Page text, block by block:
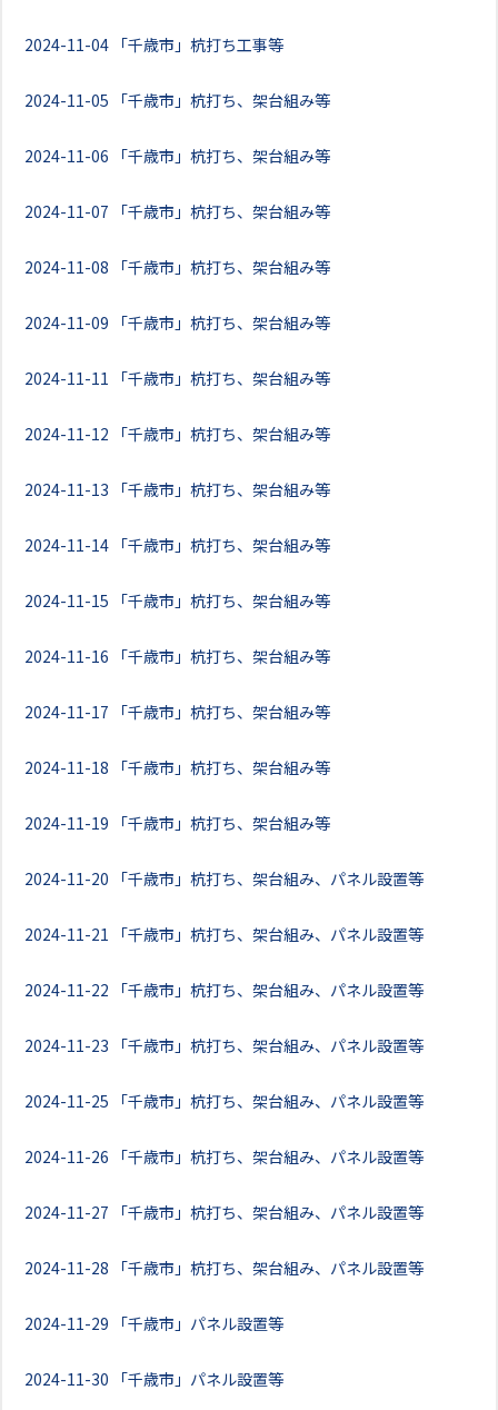
2024-11-04 「千歳市」杭打ち工事等
2024-11-05 「千歳市」杭打ち、架台組み等
2024-11-06 「千歳市」杭打ち、架台組み等
2024-11-07 「千歳市」杭打ち、架台組み等
2024-11-08 「千歳市」杭打ち、架台組み等
2024-11-09 「千歳市」杭打ち、架台組み等
2024-11-11 「千歳市」杭打ち、架台組み等
2024-11-12 「千歳市」杭打ち、架台組み等
2024-11-13 「千歳市」杭打ち、架台組み等
2024-11-14 「千歳市」杭打ち、架台組み等
2024-11-15 「千歳市」杭打ち、架台組み等
2024-11-16 「千歳市」杭打ち、架台組み等
2024-11-17 「千歳市」杭打ち、架台組み等
2024-11-18 「千歳市」杭打ち、架台組み等
2024-11-19 「千歳市」杭打ち、架台組み等
2024-11-20 「千歳市」杭打ち、架台組み、パネル設置等
2024-11-21 「千歳市」杭打ち、架台組み、パネル設置等
2024-11-22 「千歳市」杭打ち、架台組み、パネル設置等
2024-11-23 「千歳市」杭打ち、架台組み、パネル設置等
2024-11-25 「千歳市」杭打ち、架台組み、パネル設置等
2024-11-26 「千歳市」杭打ち、架台組み、パネル設置等
2024-11-27 「千歳市」杭打ち、架台組み、パネル設置等
2024-11-28 「千歳市」杭打ち、架台組み、パネル設置等
2024-11-29 「千歳市」パネル設置等
2024-11-30 「千歳市」パネル設置等